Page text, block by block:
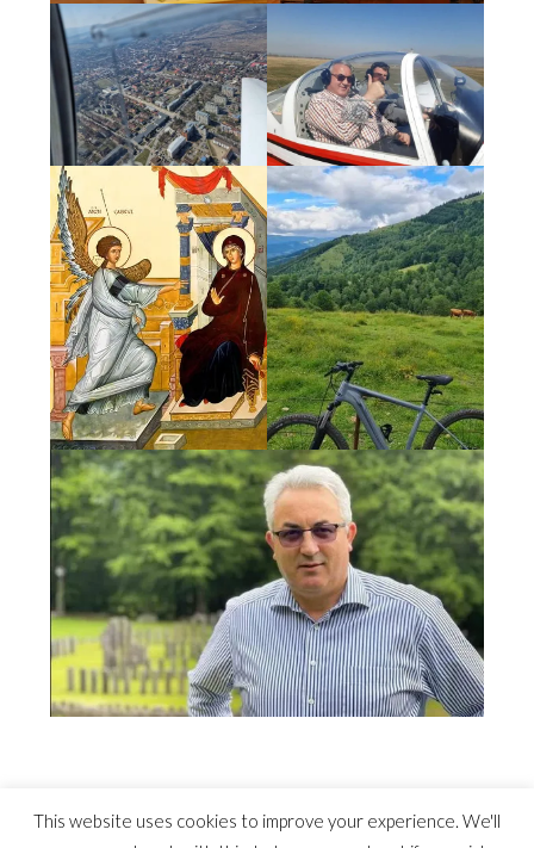
This website uses cookies to improve your experience. We'll